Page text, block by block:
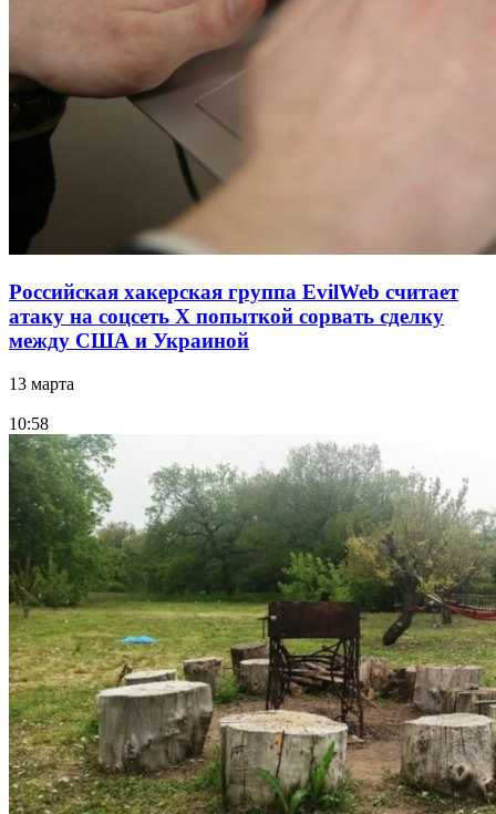
Российская хакерская группа EvilWeb считает
атаку на соцсеть Х попыткой сорвать сделку
между США и Украиной
13 марта
10:58